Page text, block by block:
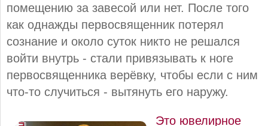
помещению за завесой или нет. После того
как однажды первосвященник потерял
сознание и около суток никто не решался
войти внутрь - стали привязывать к ноге
первосвященника верёвку, чтобы если с ним
что-то случиться - вытянуть его наружу.
Это ювелирное